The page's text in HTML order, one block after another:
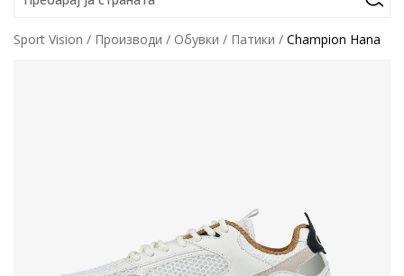
Sport Vision Производи Обувки Патики Champion Hana